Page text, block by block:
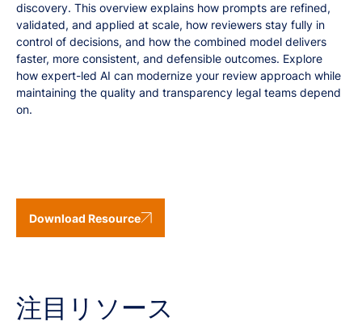
discovery. This overview explains how prompts are refined,
validated, and applied at scale, how reviewers stay fully in
control of decisions, and how the combined model delivers
faster, more consistent, and defensible outcomes. Explore
how expert-led AI can modernize your review approach while
maintaining the quality and transparency legal teams depend
on.
Download Resource
注目リソース